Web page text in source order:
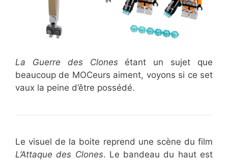
La Guerre des Clonesétant un sujet que
beaucoup de MOCeurs aiment, voyons si ce set
vaux la peine d’être possédé.
Le visuel de la boite reprend une scène du film
L’Attaque des Clones. Le bandeau du haut est